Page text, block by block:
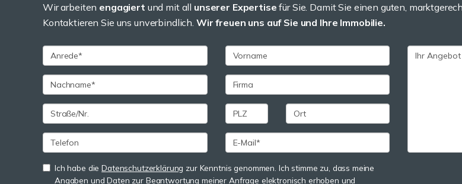
Wir arbeiten engagiert und mit all unserer Expertise für Sie. Damit Sie einen guten,
Kontaktieren Sie uns unverbindlich. Wir freuen uns auf Sie und Ihre Immobilie.
Ich habe dieDatenschutzerklärung zur Kenntnis genommen. Ich stimme zu, dass meine
Angaben und Daten zur Beantwortung meiner Anfrage elektronisch erhoben und